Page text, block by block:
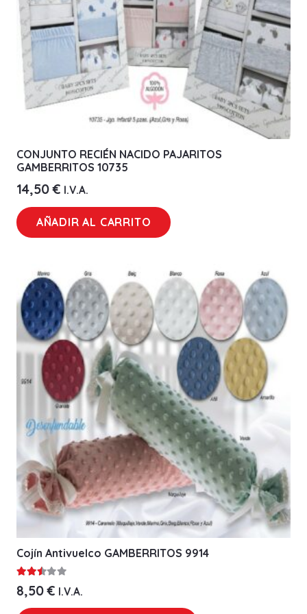
CONJUNTO RECIÉN NACIDO PAJARITOS
GAMBERRITOS 10735
14,50€ I.V.A.
AÑADIR AL CARRITO
Cojín Antivuelco GAMBERRITOS 9914
Valorado con
8,50€ I.V.A.